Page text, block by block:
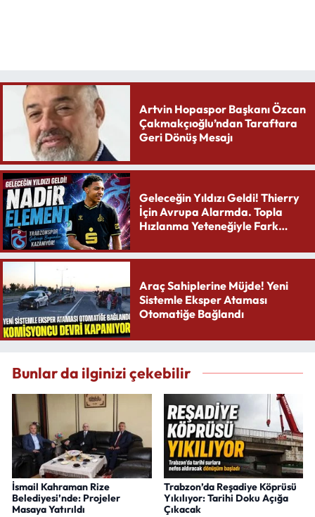
Artvin Hopaspor Başkanı Özcan
Çakmakçıoğlu’ndan Taraftara
Geri Dönüş Mesajı
Geleceğin Yıldızı Geldi! Thierry
İçin Avrupa Alarmda. Topla
Hızlanma Yeteneğiyle Fark
Araç Sahiplerine Müjde! Yeni
Sistemle Eksper Ataması
Otomatiğe Bağlandı
Bunlar da ilginizi çekebilir
İsmail Kahraman Rize
Belediyesi’nde: Projeler
Masaya Yatırıldı
Trabzon’da Reşadiye Köprüsü
Yıkılıyor: Tarihi Doku Açığa
Çıkacak